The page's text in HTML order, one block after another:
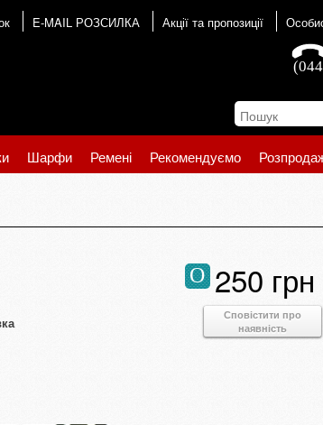
E-MAIL РОЗСИЛКА Акції та пропозиції
Шарфи Ремені Рекомендуємо
250 грн
О
Сповістити про
наявність